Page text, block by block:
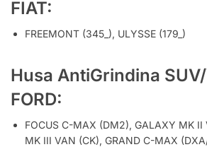
FIAT:
FREEMONT (345_), ULYSSE (179_)
Husa AntiGrindina SUV/
FORD:
FOCUS C-MAX (DM2), GALAXY MK II
MK III VAN (CK), GRAND C-MAX